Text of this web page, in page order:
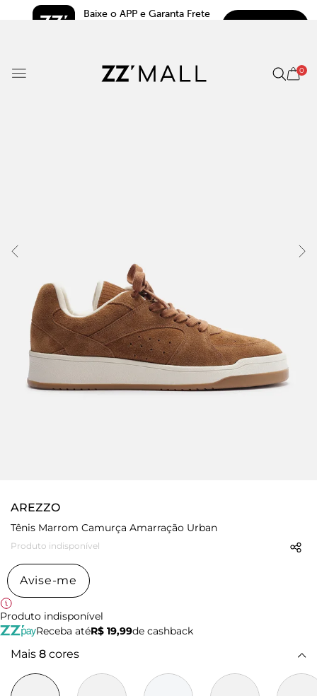
Baixe o APP e Garanta Frete
0
AREZZO
Tênis Marrom Camurça Amarração Urban
Produto indisponível
Avise-me
Produto indisponível
Receba atéR$ 19,99de cashback
Mais 8 cores